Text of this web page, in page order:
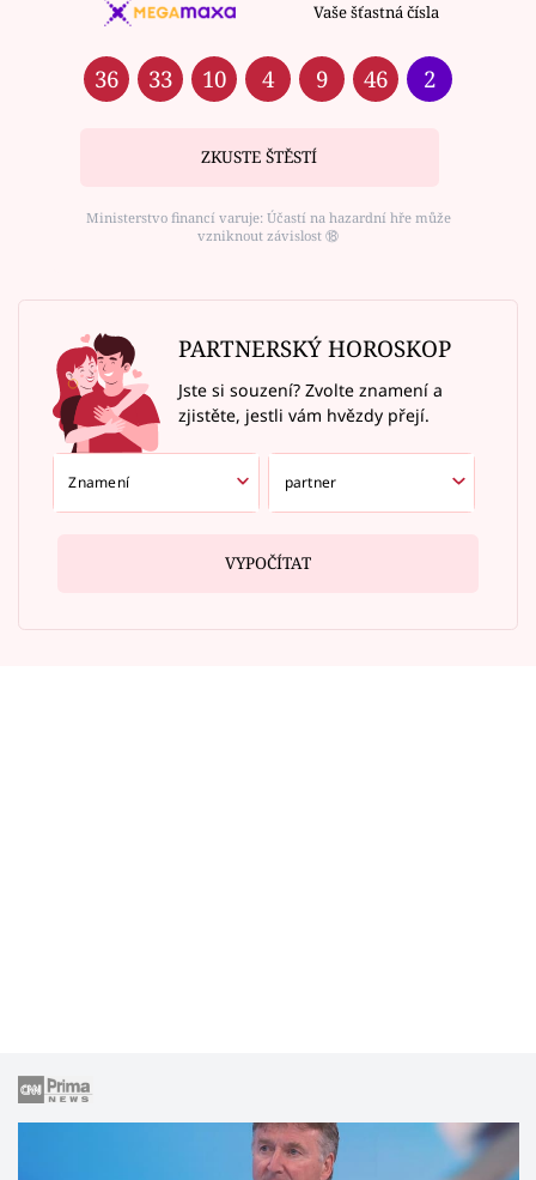
Vaše šťastná čísla
36 33 10 4 9 46 2
ZKUSTE ŠTĚSTÍ
Ministerstvo financí varuje: Účastí na hazardní hře může
vzniknout závislost ⑱
PARTNERSKÝ HOROSKOP
Jste si souzení? Zvolte znamení a
zjistěte, jestli vám hvězdy přejí.
VYPOČÍTAT